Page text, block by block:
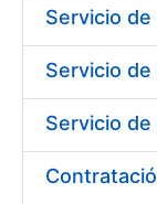
Servicio de
Servicio de
Servicio